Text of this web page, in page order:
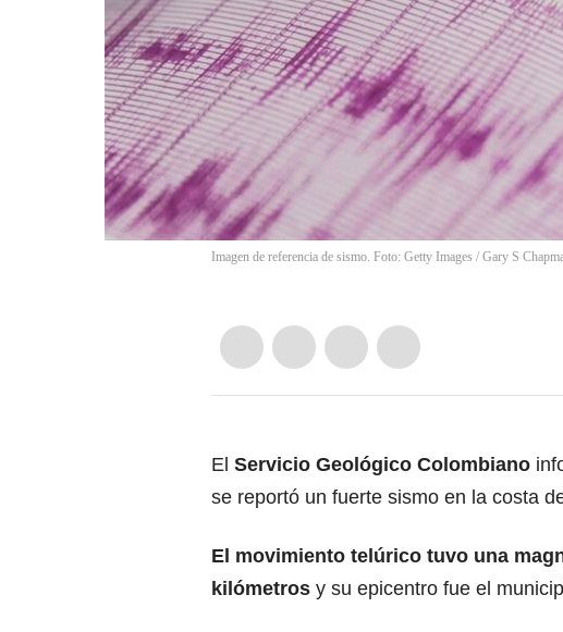
Imagen de referencia de sismo. Foto: Getty Images / Gary S
El Servicio Geológico Colombiano
se reportó un fuerte sismo en la costa
El movimiento telúrico tuvo una
kilómetros y su epicentro fue el